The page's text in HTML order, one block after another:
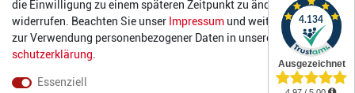
Donnerstag:
14:00 - 17:00 Uhr
14:00 - 19:00 Uhr
10:00 - 17:00 Uhr
die Einwilligung zu einem späteren Zeitpunkt zu ändern oder zu
widerrufen. Beachten Sie unser Impressum und weitere Hinweise
zur Verwendung personenbezogener Daten in unserer
Daten­
schutz­erklärung
Essenziell